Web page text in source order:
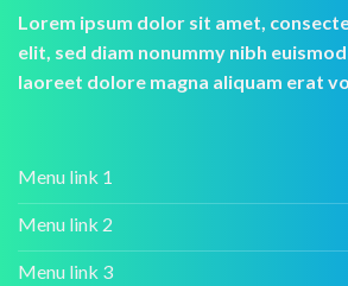
Lorem ipsum dolor sit amet,
elit, sed diam nonummy nibh
laoreet dolore magna aliquam erat
Menu link 1
Menu link 2
Menu link 3